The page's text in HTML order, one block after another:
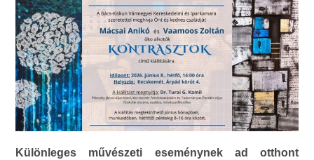
Különleges művészeti eseménynek ad otthont